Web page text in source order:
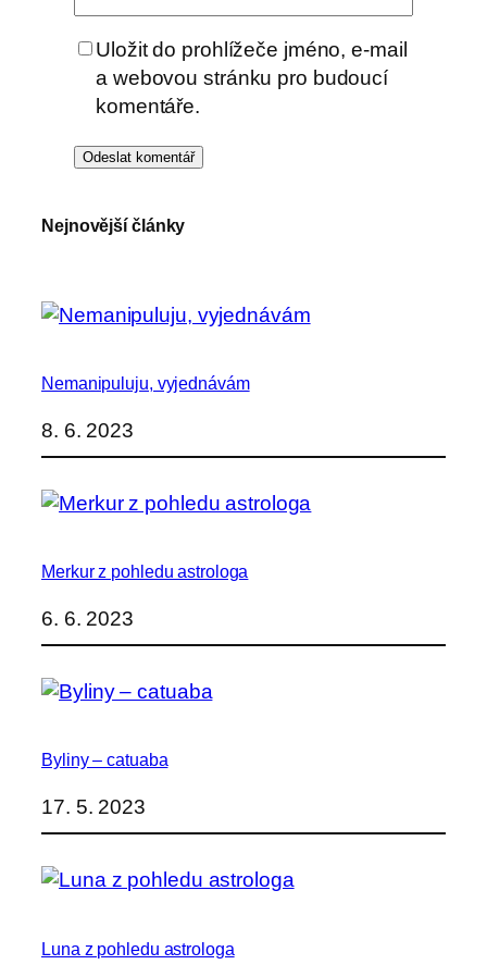
Uložit do prohlížeče jméno, e-mail
a webovou stránku pro budoucí
komentáře.
Nejnovější články
Nemanipuluju, vyjednávám
8. 6. 2023
Merkur z pohledu astrologa
6. 6. 2023
Byliny – catuaba
17. 5. 2023
Luna z pohledu astrologa